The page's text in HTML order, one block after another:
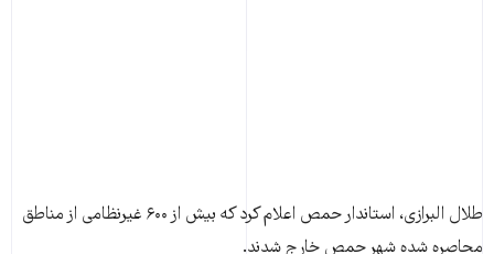
طلال البرازی، استاندار حمص اعلام کرد که بيش از ۶۰۰ غيرنظامی از مناطق
محاصره شده شهر حمص خارج شدند.